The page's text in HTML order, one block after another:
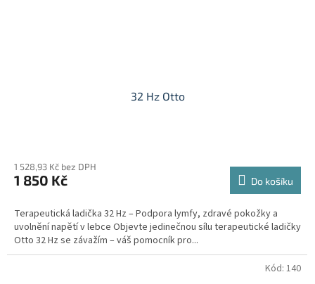
32 Hz Otto
produktu
je
z
5
hvězdiček.
1 528,93 Kč bez DPH
1 850 Kč Do košíku
Terapeutická ladička 32 Hz – Podpora lymfy, zdravé pokožky a
uvolnění napětí v lebce Objevte jedinečnou sílu terapeutické ladičky
Otto 32 Hz se závažím – váš pomocník pro...
Kód: 140